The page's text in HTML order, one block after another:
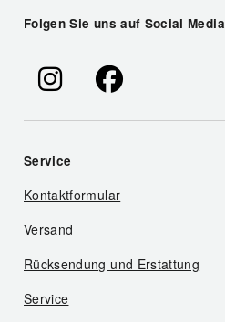
Folgen Sie uns auf Social Media
Service
Kontaktformular
Versand
Rücksendung und Erstattung
Service